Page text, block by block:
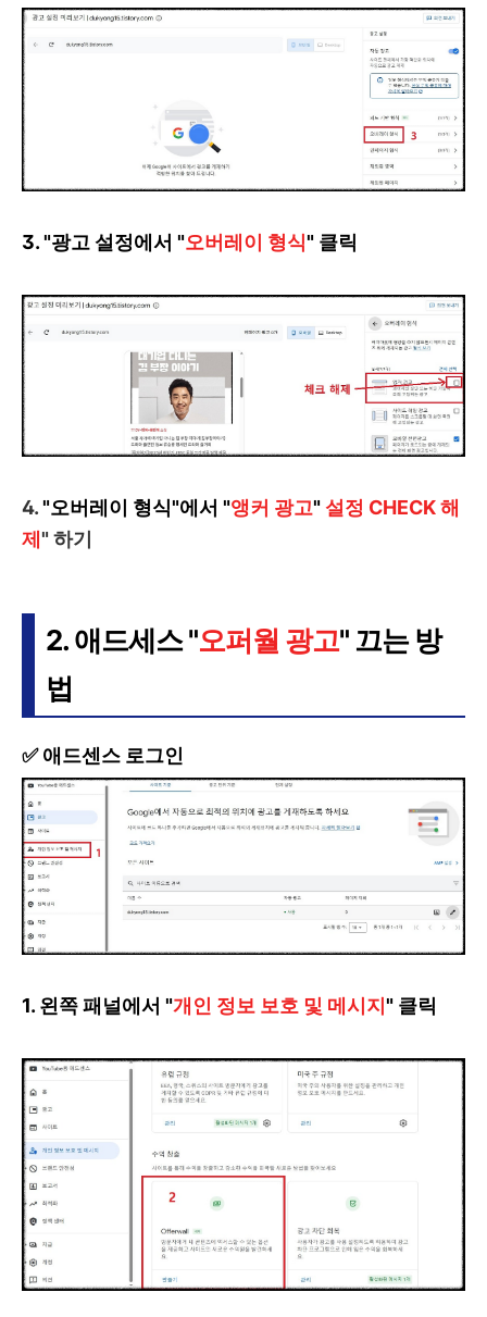
3. "광고 설정에서 "오버레이 형식" 클릭
4."오버레이 형식"에서 "앵커 광고"설정 CHECK 해
제 " 하기
2. 애드세스 "오퍼월 광고" 끄는 방
법
✅ 애드센스 로그인
1. 왼쪽 패널에서 "개인 정보 보호 및 메시지 " 클릭